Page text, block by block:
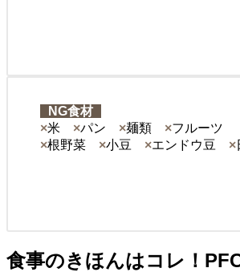
NG食材
×米 ×パン ×麺類 ×フルーツ
×根野菜 ×小豆 ×エンドウ豆 ×
食事のきほんはコレ！